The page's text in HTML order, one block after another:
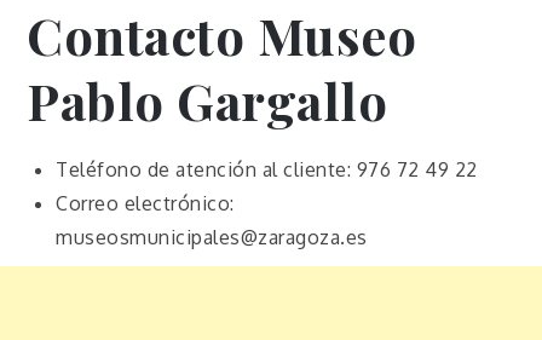
Contacto Museo
Pablo Gargallo
Teléfono de atención al cliente: 976 72 49 22
Correo electrónico:
museosmunicipales@zaragoza.es